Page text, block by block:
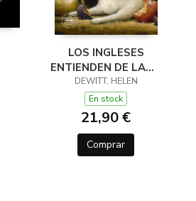
LOS INGLESES
ENTIENDEN DE LANA
(Y OTROS TRUCOS)
DEWITT, HELEN
En stock
21,90 €
Comprar